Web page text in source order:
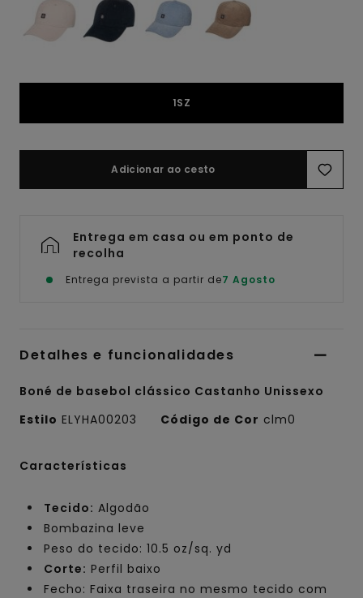
1SZ
Adicionar ao cesto
Entrega em casa ou em ponto de
recolha
Entrega prevista a partir de7 Agosto
Detalhes e funcionalidades
Boné de basebol clássico Castanho Unissexo
Estilo ELYHA00203 Código de Cor clm0
Características
Tecido: Algodão
Bombazina leve
Peso do tecido: 10.5 oz/sq. yd
Corte: Perfil baixo
Fecho: Faixa traseira no mesmo tecido com